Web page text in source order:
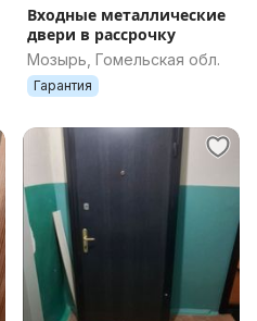
Входные металлические
двери в рассрочку
Мозырь, Гомельская обл.
Гарантия